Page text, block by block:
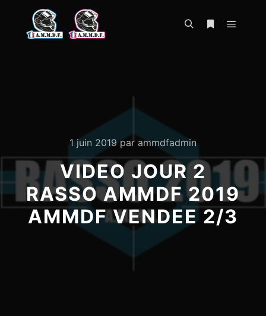
1 juin 2019par ammdfadmin
VIDEO JOUR 2
RASSO AMMDF 2019
AMMDF VENDEE 2/3